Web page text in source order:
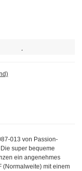
013 von Passion-
super bequeme
ein angenehmes
(Normalweite) mit einem